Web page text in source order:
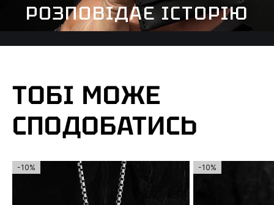
РОЗПОВІДАЄ ІСТОРІЮ
ТОБІ МОЖЕ
СПОДОБАТИСЬ
-10% -10%